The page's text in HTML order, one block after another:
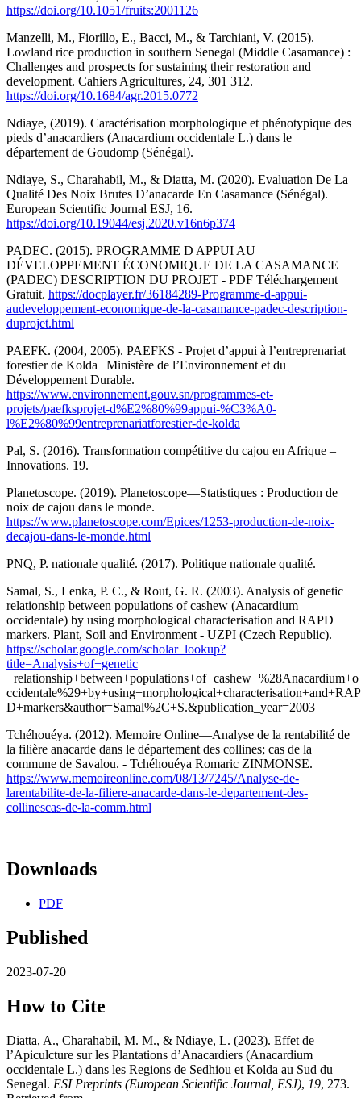
https://doi.org/10.1051/fruits:2001126
Manzelli, M., Fiorillo, E., Bacci, M., & Tarchiani, V. (2015).
Lowland rice production in southern Senegal (Middle Casamance) :
Challenges and prospects for sustaining their restoration and
development. Cahiers Agricultures, 24, 301 312.
https://doi.org/10.1684/agr.2015.0772
Ndiaye, (2019). Caractérisation morphologique et phénotypique des
pieds d’anacardiers (Anacardium occidentale L.) dans le
département de Goudomp (Sénégal).
Ndiaye, S., Charahabil, M., & Diatta, M. (2020). Evaluation De La
Qualité Des Noix Brutes D’anacarde En Casamance (Sénégal).
European Scientific Journal ESJ, 16.
https://doi.org/10.19044/esj.2020.v16n6p374
PADEC. (2015). PROGRAMME D APPUI AU
DÉVELOPPEMENT ÉCONOMIQUE DE LA CASAMANCE
(PADEC) DESCRIPTION DU PROJET - PDF Téléchargement
Gratuit. https://docplayer.fr/36184289-Programme-d-appui-
audeveloppement-economique-de-la-casamance-padec-description-
duprojet.html
PAEFK. (2004, 2005). PAEFKS - Projet d’appui à l’entreprenariat
forestier de Kolda | Ministère de l’Environnement et du
Développement Durable.
https://www.environnement.gouv.sn/programmes-et-
projets/paefksprojet-d%E2%80%99appui-%C3%A0-
l%E2%80%99entreprenariatforestier-de-kolda
Pal, S. (2016). Transformation compétitive du cajou en Afrique –
Innovations. 19.
Planetoscope. (2019). Planetoscope—Statistiques : Production de
noix de cajou dans le monde.
https://www.planetoscope.com/Epices/1253-production-de-noix-
decajou-dans-le-monde.html
PNQ, P. nationale qualité. (2017). Politique nationale qualité.
Samal, S., Lenka, P. C., & Rout, G. R. (2003). Analysis of genetic
relationship between populations of cashew (Anacardium
occidentale) by using morphological characterisation and RAPD
markers. Plant, Soil and Environment - UZPI (Czech Republic).
https://scholar.google.com/scholar_lookup?
title=Analysis+of+genetic
+relationship+between+populations+of+cashew+%28Anacardium+o
ccidentale%29+by+using+morphological+characterisation+and+RAP
D+markers&author=Samal%2C+S.&publication_year=2003
Tchéhouéya. (2012). Memoire Online—Analyse de la rentabilité de
la filière anacarde dans le département des collines; cas de la
commune de Savalou. - Tchéhouéya Romaric ZINMONSE.
https://www.memoireonline.com/08/13/7245/Analyse-de-
larentabilite-de-la-filiere-anacarde-dans-le-departement-des-
collinescas-de-la-comm.html
Downloads
PDF
Published
2023-07-20
How to Cite
Diatta, A., Charahabil, M. M., & Ndiaye, L. (2023). Effet de
l’Apiculcture sur les Plantations d’Anacardiers (Anacardium
occidentale L.) dans les Regions de Sedhiou et Kolda au Sud du
Senegal. ESI Preprints (European Scientific Journal, ESJ), 19, 273.